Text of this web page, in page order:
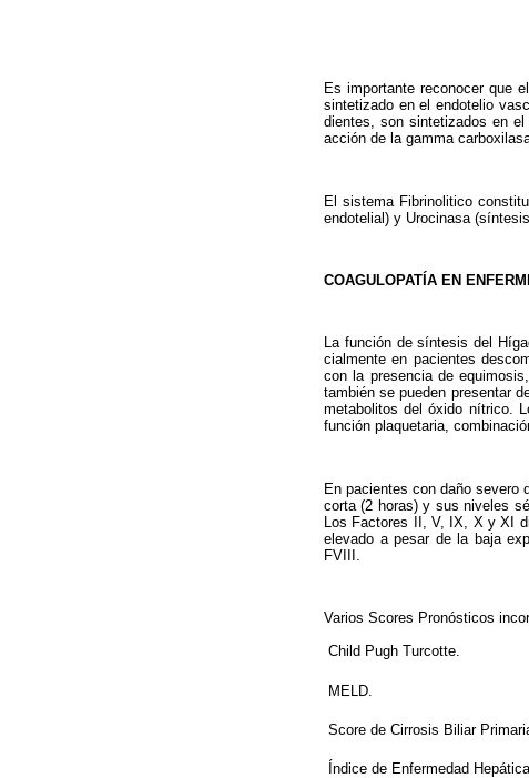
Es importante reconocer que
sintetizado en el endotelio
dientes, son sintetizados en
acción de la gamma
El sistema Fibrinolitico
endotelial) y Urocinasa
COAGULOPATÍA EN
La función de síntesis del
cialmente en pacientes
con la presencia de
también se pueden presentar
metabolitos del óxido nítrico.
función plaquetaria,
En pacientes con daño severo
corta (2 horas) y sus niveles
Los Factores II, V, IX, X y XI
elevado a pesar de la baja
FVIII.
Varios Scores Pronósticos
 Child Pugh Turcotte.
 MELD.
 Score de Cirrosis Biliar
 Índice de Enfermedad